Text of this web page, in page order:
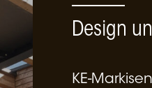
Design
KE-